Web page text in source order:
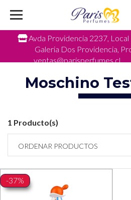
Avda Providencia 2237, Local
Galeria Dos Providencia,
ventas@parisperfumes.cl
Moschino
1 Producto(s)
ORDENAR PRODUCTOS
-37%